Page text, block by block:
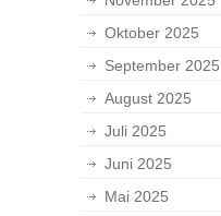
Oktober 2025
September 2025
August 2025
Juli 2025
Juni 2025
Mai 2025